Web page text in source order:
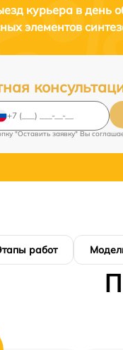
курьера в день
элементов
"Оставить заявку" Вы
работ